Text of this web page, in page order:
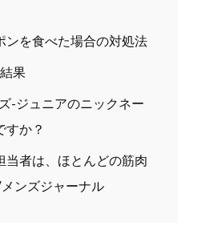
ンを食べた場合の対処法
果
-ジュニアのニックネー
すか？
当者は、ほとんどの筋肉
ンズジャーナル